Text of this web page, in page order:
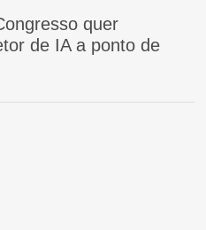
quer
de IA a ponto de